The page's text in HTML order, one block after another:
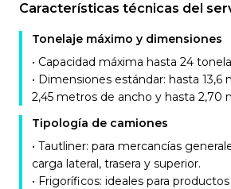
Características técnicas del
Tonelaje máximo y dimensiones
• Capacidad máxima hasta 24
• Dimensiones estándar: hasta
2,45 metros de ancho y hasta 2,70
Tipología de camiones
• Tautliner: para mercancías
carga lateral, trasera y superior.
• Frigoríficos: ideales para